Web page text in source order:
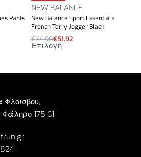
Pants
NEW BALANCE
New Balance Sport Essentials
French Terry Jogger Black
€64.90€51.92
Επιλογή
175 61